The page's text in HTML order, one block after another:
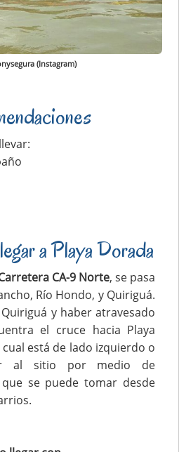
(Instagram)
a Playa Dorada
CA-9 Norte, se pasa
Río Hondo, y Quiriguá.
y haber atravesado
el cruce hacia Playa
está de lado izquierdo o
al sitio por medio de
se puede tomar desde